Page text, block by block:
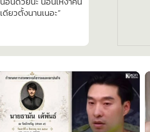
เดียวตั้งนานเนอะ”